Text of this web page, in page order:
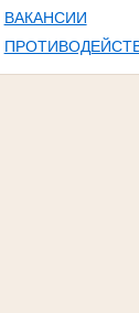
ВАКАНСИИ